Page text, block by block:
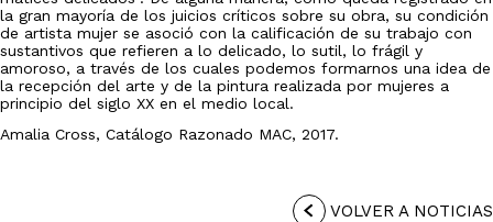
la gran mayoría de los juicios críticos sobre su obra, su condición
de artista mujer se asoció con la calificación de su trabajo con
sustantivos que refieren a lo delicado, lo sutil, lo frágil y
amoroso, a través de los cuales podemos formarnos una idea de
la recepción del arte y de la pintura realizada por mujeres a
principio del siglo XX en el medio local.
Amalia Cross, Catálogo Razonado MAC, 2017.
VOLVER A NOTICIAS